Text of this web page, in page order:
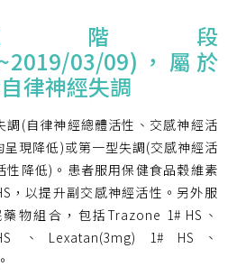
階段
03/09)，屬於
律神經失調
調(自律神經總體活性、交感神經活
現降低)或第一型失調(交感神經活
性降低)。患者服用保健食品穀維素
，以提升副交感神經活性。另外服
物組合，包括Trazone 1# HS、
、Lexatan(3mg) 1# HS、